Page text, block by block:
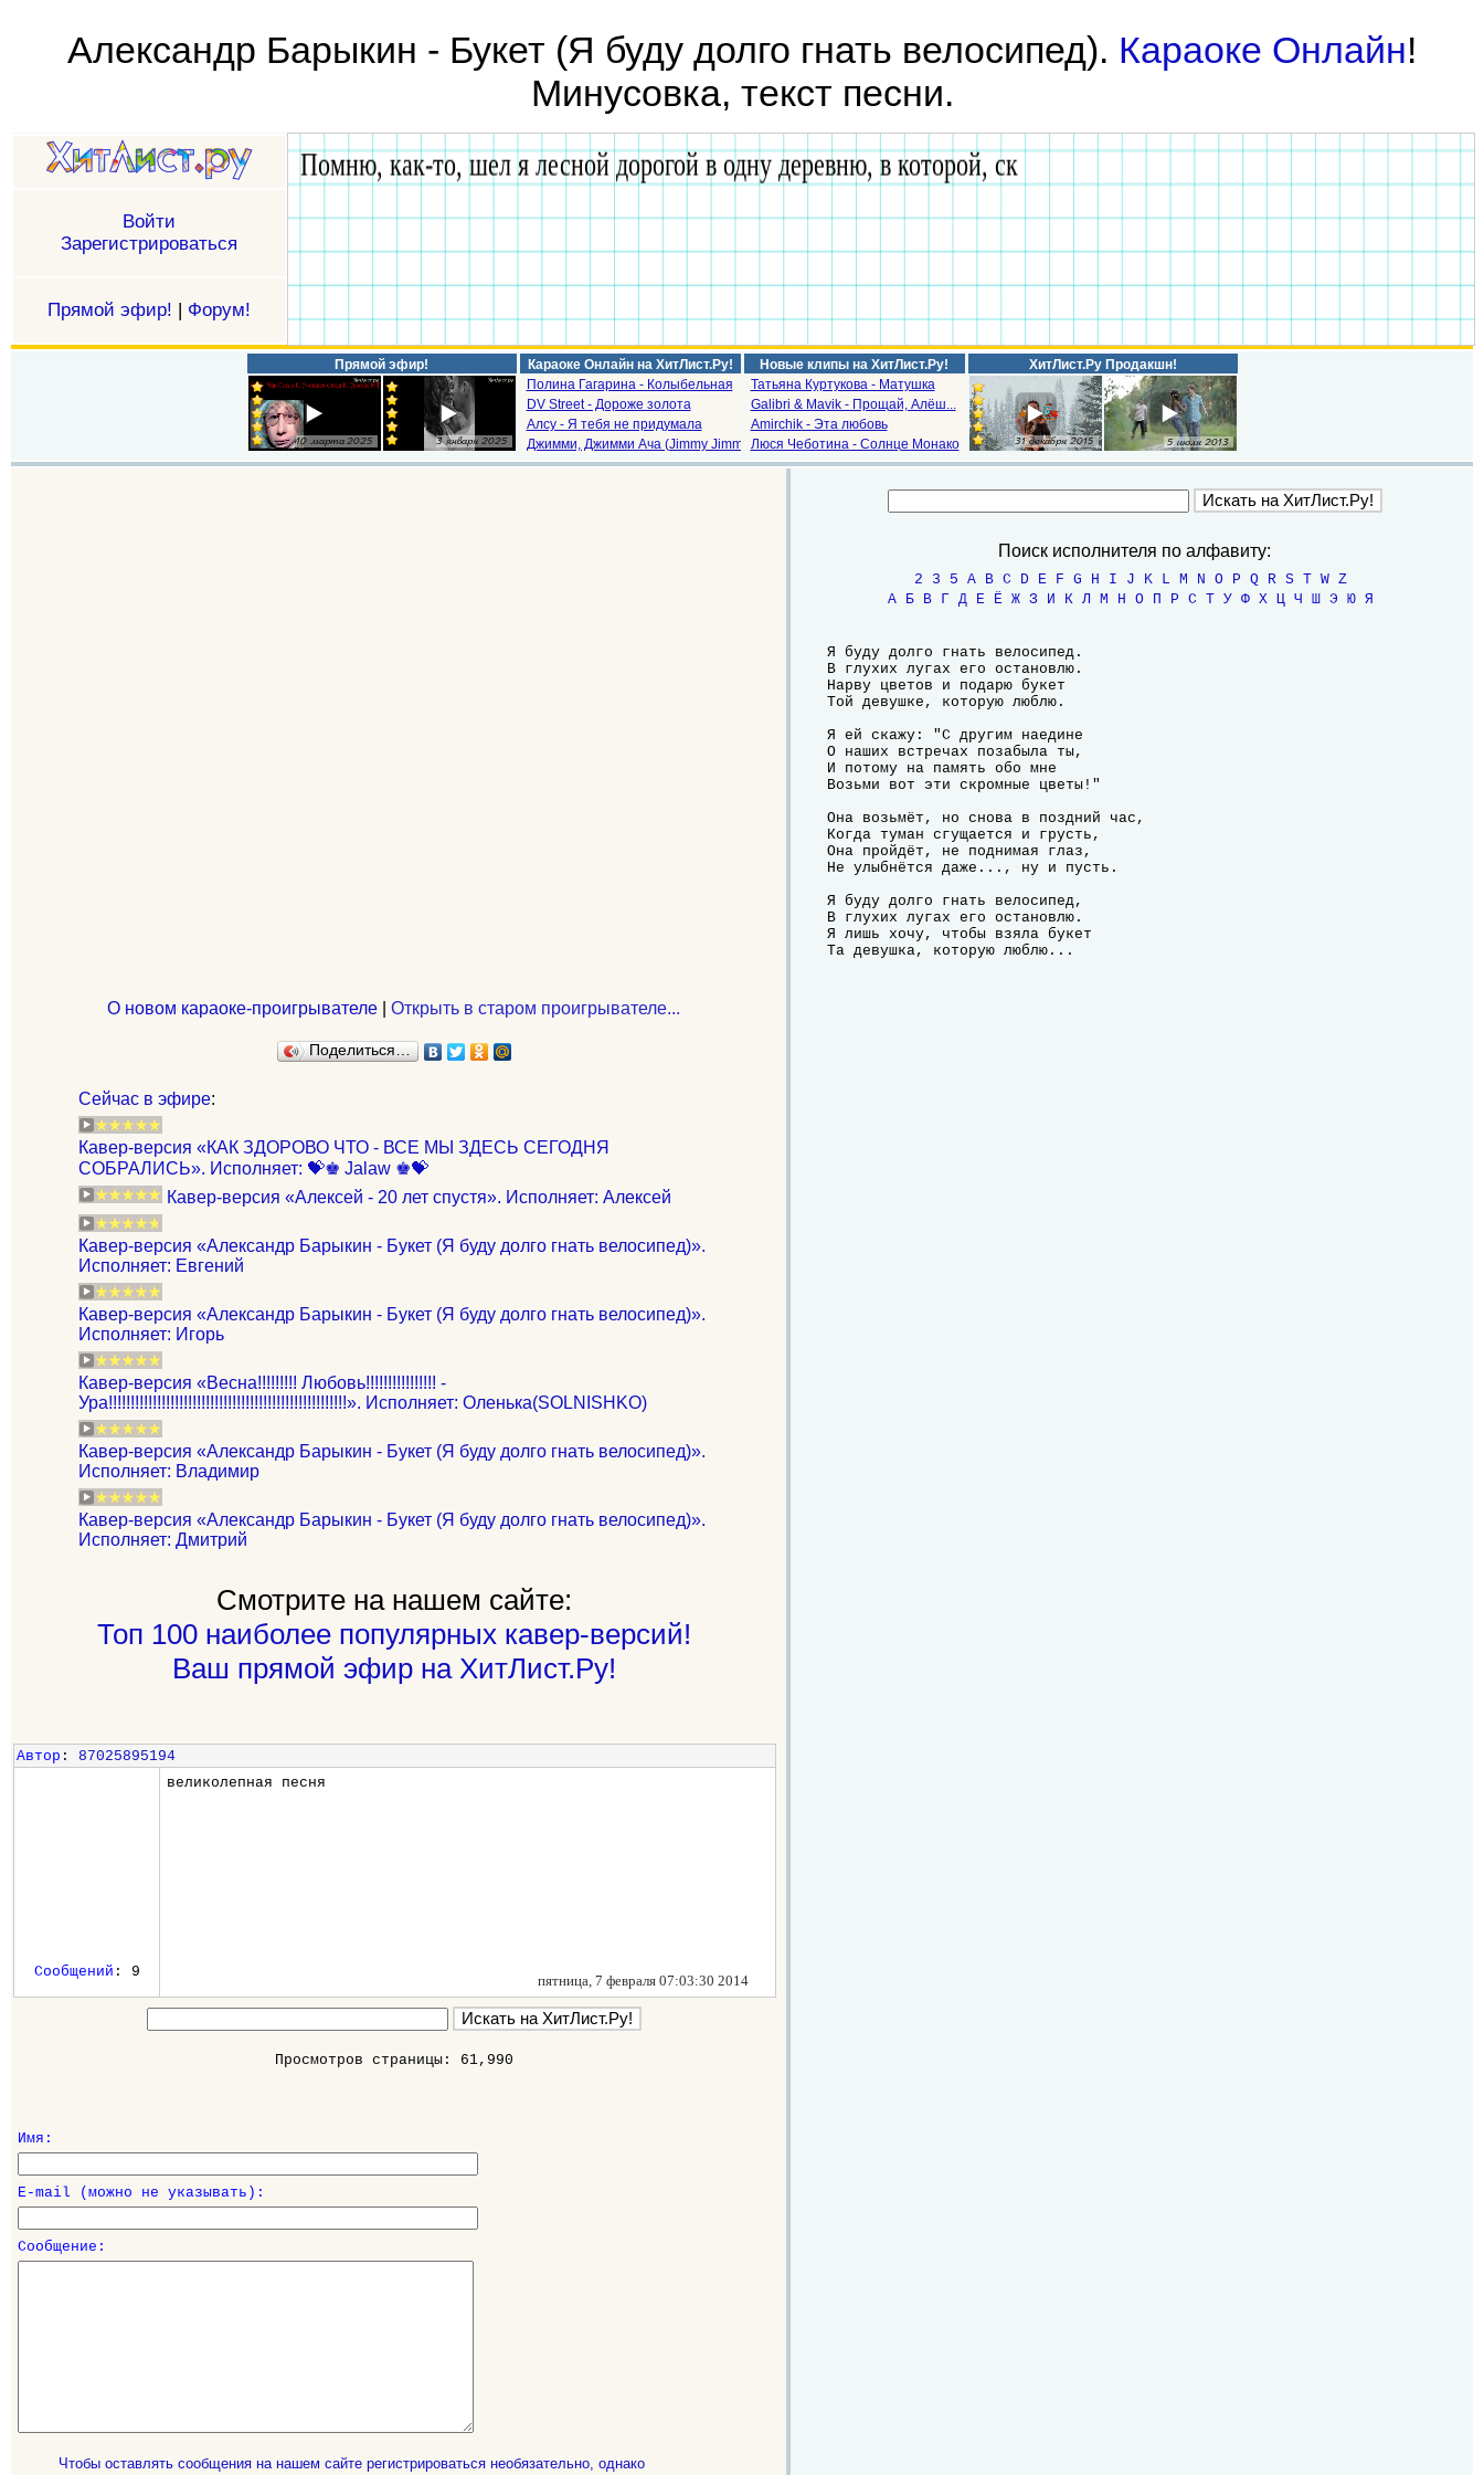
Александр Барыкин - Букет (Я буду долго гнать велосипед). Караоке Онлайн!
Минусовка, текст песни.
Войти
Зарегистрироваться
Прямой эфир! | Форум!
Прямой эфир!
Караоке Онлайн на ХитЛист.Ру!
Полина Гагарина - Колыбельная
DV Street - Дороже золота
Алсу - Я тебя не придумала
Джимми, Джимми Ача (Jimmy Jimm...
Новые клипы на ХитЛист.Ру!
Татьяна Куртукова - Матушка
Galibri & Mavik - Прощай, Алёш...
Amirchik - Эта любовь
Люся Чеботина - Солнце Монако
ХитЛист.Ру Продакшн!
О новом караоке-проигрывателе |Открыть в старом проигрывателе...
Поделиться…
Сейчас в эфире:
Кавер-версия «КАК ЗДОРОВО ЧТО - ВСЕ МЫ ЗДЕСЬ СЕГОДНЯ
СОБРАЛИСЬ». Исполняет: 💝♚ Jalaw ♚💝
Кавер-версия «Алексей - 20 лет спустя». Исполняет: Алексей
Кавер-версия «Александр Барыкин - Букет (Я буду долго гнать велосипед)».
Исполняет: Евгений
Кавер-версия «Александр Барыкин - Букет (Я буду долго гнать велосипед)».
Исполняет: Игорь
Кавер-версия «Весна!!!!!!!!! Любовь!!!!!!!!!!!!!!!! -
Ура!!!!!!!!!!!!!!!!!!!!!!!!!!!!!!!!!!!!!!!!!!!!!!!!!!!!!!». Исполняет: Оленька(SOLNISHKO)
Кавер-версия «Александр Барыкин - Букет (Я буду долго гнать велосипед)».
Исполняет: Владимир
Кавер-версия «Александр Барыкин - Букет (Я буду долго гнать велосипед)».
Исполняет: Дмитрий
Смотрите на нашем сайте:
Топ 100 наиболее популярных кавер-версий!
Ваш прямой эфир на ХитЛист.Ру!
Автор :87025895194
великолепная песня
пятница, 7 февраля 07:03:30 2014
Сообщений : 9
Просмотров страницы: 61,990
Имя:
E-mail (можно не указывать):
Сообщение:
Чтобы оставлять сообщения на нашем сайте регистрироваться необязательно, однако
Поиск исполнителя по алфавиту:
2 3 5 A B C D E F G H I J K L M N O P Q R S T W Z
А
Б В Г Д Е Ё Ж З И К Л М Н О П Р С Т У Ф Х Ц Ч Ш Э Ю Я
Я буду долго гнать велосипед.
В глухих лугах его остановлю.
Нарву цветов и подарю букет
Той девушке, которую люблю.
Я ей скажу: "С другим наедине
О наших встречах позабыла ты,
И потому на память обо мне
Возьми вот эти скромные цветы!"
Она возьмёт, но снова в поздний час,
Когда туман сгущается и грусть,
Она пройдёт, не поднимая глаз,
Не улыбнётся даже..., ну и пусть.
Я буду долго гнать велосипед,
В глухих лугах его остановлю.
Я лишь хочу, чтобы взяла букет
Та девушка, которую люблю...